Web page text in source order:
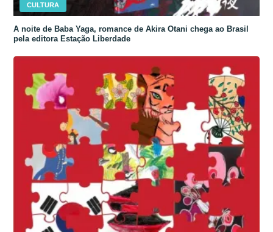
CULTURA
A noite de Baba Yaga, romance de Akira Otani chega ao Brasil
pela editora Estação Liberdade